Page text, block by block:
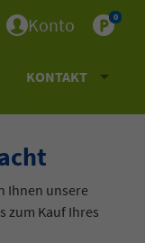
Konto 0
KONTAKT
Ihnen unsere
zum Kauf Ihres